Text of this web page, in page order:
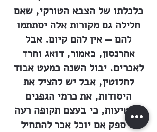
כלכלתו של הצבא הטורקי, שאם
חלילה גם מקורות אלה יסתתמו
להם — אין להם קיום. אבל
אהרנסון, כאמור, דואג וחרד
לאכרים. יבול השנה כמעט אבוד
לחלוטין, אבל יש להציל את
היסודות, את כרמי הגפנים
והנטיעות, כי בעצם תקופה רעה
זו ספק אם יוכל אכר להתחיל